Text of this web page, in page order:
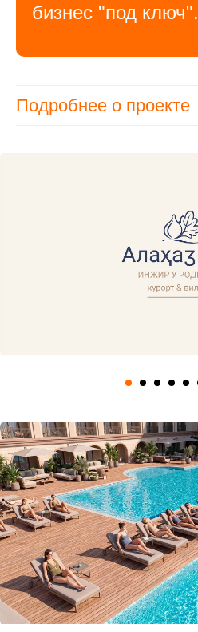
бизнес "под ключ".
Подробнее о проекте